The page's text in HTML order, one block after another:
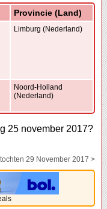
Provincie (Land)
Limburg (Nederland)
Noord-Holland
(Nederland)
25 november 2017?
29 November 2017 >